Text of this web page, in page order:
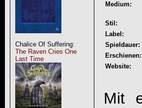
Chalice Of Suffering:
The Raven Cries One
Last Time
Medium:
Stil:
Label:
Spieldauer:
Erschienen:
Website:
Mit